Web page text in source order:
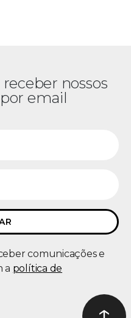
nossos
email
comunicações e
a política de